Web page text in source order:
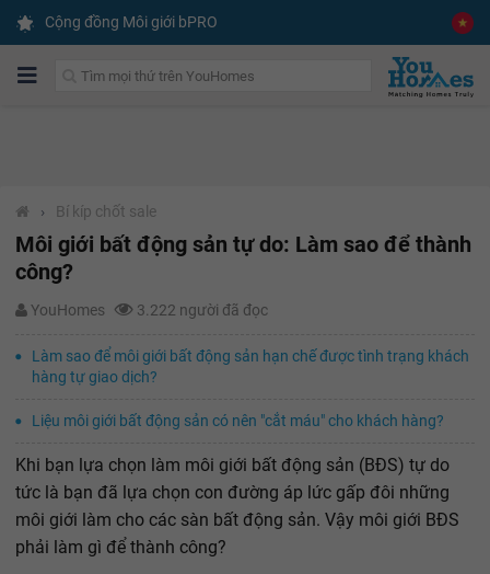
Cộng đồng Môi giới bPRO
› Bí kíp chốt sale
Môi giới bất động sản tự do: Làm sao để thành
công?
YouHomes 3.222 người đã đọc
Làm sao để môi giới bất động sản hạn chế được tình trạng khách
hàng tự giao dịch?
Liệu môi giới bất động sản có nên "cắt máu" cho khách hàng?
Khi bạn lựa chọn làm môi giới bất động sản (BĐS) tự do
tức là bạn đã lựa chọn con đường áp lức gấp đôi những
môi giới làm cho các sàn bất động sản. Vậy môi giới BĐS
phải làm gì để thành công?